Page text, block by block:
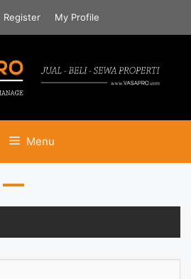
Register My Profile
Menu